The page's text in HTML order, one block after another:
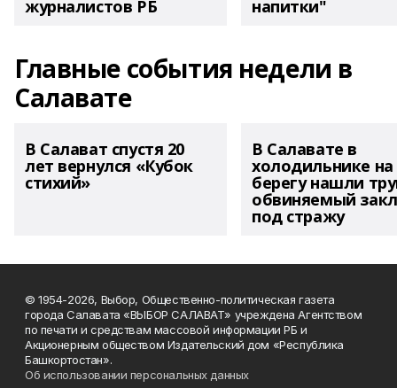
журналистов РБ напитки"
Главные события недели в
Салавате
В Салават спустя 20
лет вернулся «Кубок
стихий»
В Салавате в
холодильнике на
берегу нашли
обвиняемый
под стражу
© 1954-2026, Выбор, Общественно-политическая газета
города Салавата «ВЫБОР САЛАВАТ» учреждена Агентством
по печати и средствам массовой информации РБ и
Акционерным обществом Издательский дом «Республика
Башкортостан».
Об использовании персональных данных